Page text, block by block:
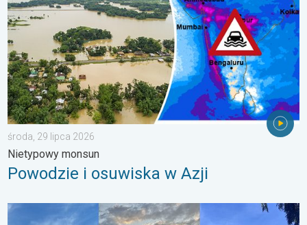
środa, 29 lipca 2026
Nietypowy monsun
Powodzie i osuwiska w Azji
Półmetek wakacji. Jaka pogoda w sierpniu?. . . środa, 29